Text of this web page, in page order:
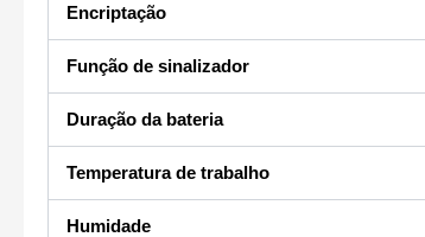
Encriptação
Função de sinalizador
Duração da bateria
Temperatura de trabalho
Humidade